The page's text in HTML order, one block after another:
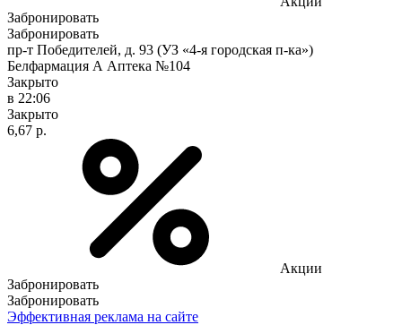
Забронировать
Забронировать
пр-т Победителей, д. 93 (УЗ «4-я городская п-ка»)
Белфармация А Аптека №104
Закрыто
в 22:06
Закрыто
6,67 р.
Акции
Забронировать
Забронировать
Эффективная реклама на сайте